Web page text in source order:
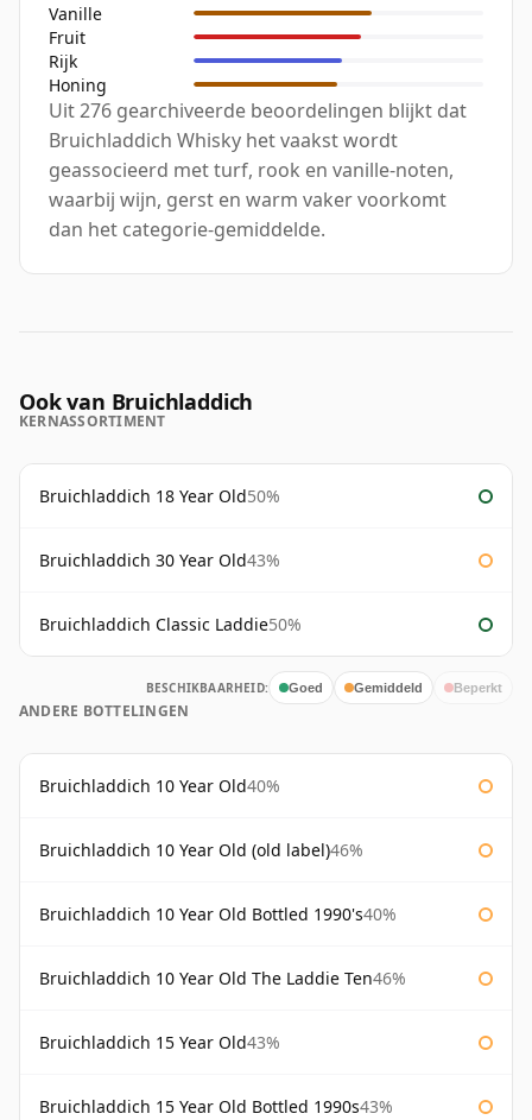
Vanille
Fruit
Rijk
Honing
Uit 276 gearchiveerde beoordelingen blijkt dat
Bruichladdich Whisky het vaakst wordt
geassocieerd met turf, rook en vanille-noten,
waarbij wijn, gerst en warm vaker voorkomt
dan het categorie-gemiddelde.
Ook van Bruichladdich
KERNASSORTIMENT
Bruichladdich 18 Year Old50%
Bruichladdich 30 Year Old43%
Bruichladdich Classic Laddie50%
BESCHIKBAARHEID: Goed Gemiddeld Beperkt
ANDERE BOTTELINGEN
Bruichladdich 10 Year Old40%
Bruichladdich 10 Year Old (old label)46%
Bruichladdich 10 Year Old Bottled 1990's40%
Bruichladdich 10 Year Old The Laddie Ten46%
Bruichladdich 15 Year Old43%
Bruichladdich 15 Year Old Bottled 1990s43%